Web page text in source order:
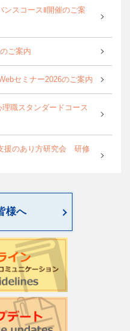
スコースⅡ開催のご案
ご案内
セミナー2026のご案内
職スタンダードコース
援のあり方研究会 研修
のご案内
領域における認知行動
ご案内
しました
開催のお知らせ
様へ